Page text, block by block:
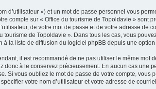
d’utilisateur ») et un mot de passe personnel vous
compte sur « Office du tourisme de Topoldavie » sont
de votre mot de passe et de votre adresse de
de Topoldavie ». Dans tous les cas, vous
la liste de diffusion du logiciel phpBB depuis une option
il est recommandé de ne pas utiliser le même mot
à le conservez précieusement. En aucun cas une
vous oubliez le mot de passe de votre compte, vous
votre nom d’utilisateur et votre adresse de